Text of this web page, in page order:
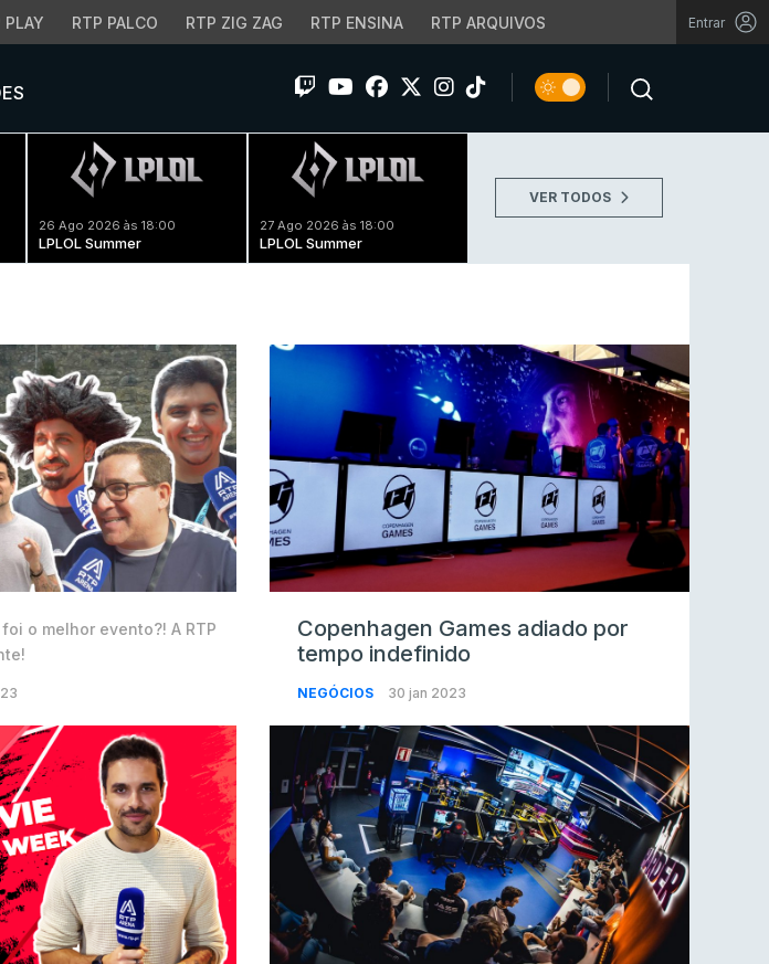
PLAY RTP PALCO RTP ZIG ZAG RTP ENSINA RTP ARQUIVOS Entrar
26 Ago 2026 às 18:00
LPLOL Summer
27 Ago 2026 às 18:00
LPLOL Summer
VER TODOS
o melhor evento?! A RTP
Copenhagen Games adiado por
tempo indefinido
NEGÓCIOS 30 jan 2023